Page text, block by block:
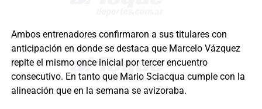
Ambos entrenadores confirmaron a sus titulares con
anticipación en donde se destaca que Marcelo Vázquez
repite el mismo once inicial por tercer encuentro
consecutivo. En tanto que Mario Sciacqua cumple con la
alineación que en la semana se avizoraba.